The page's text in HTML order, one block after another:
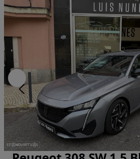
Imagem 1 de 26